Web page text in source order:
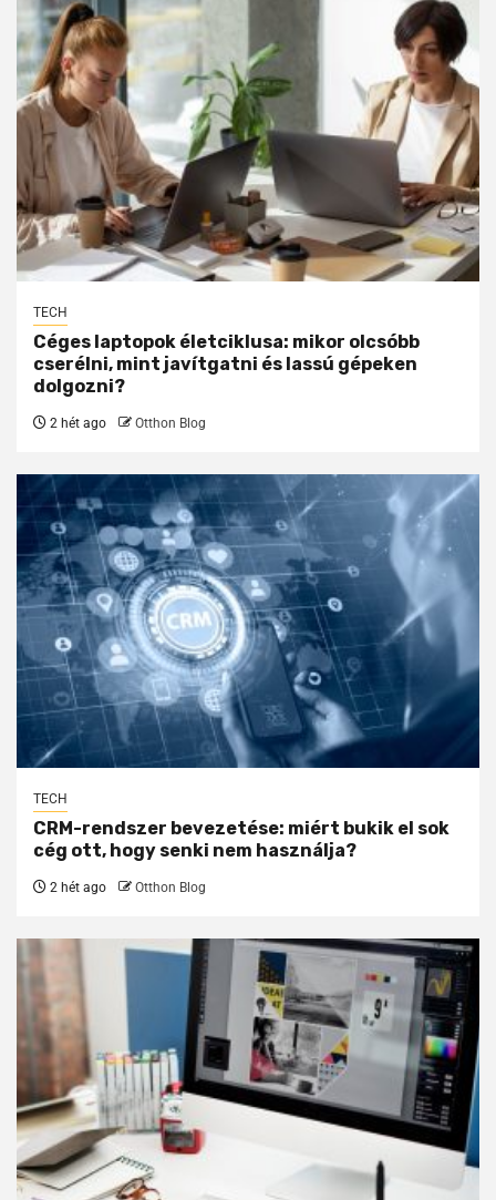
TECH
Céges laptopok életciklusa: mikor olcsóbb
cserélni, mint javítgatni és lassú gépeken
dolgozni?
2 hét ago Otthon Blog
TECH
CRM-rendszer bevezetése: miért bukik el sok
cég ott, hogy senki nem használja?
2 hét ago Otthon Blog